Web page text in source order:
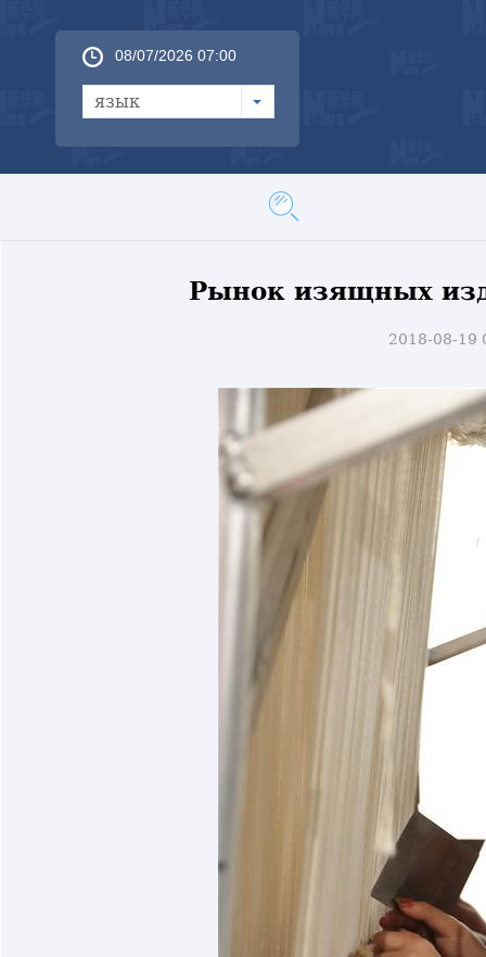
08/07/2026 07:00
язык
Рынок изящных
2018-08-19